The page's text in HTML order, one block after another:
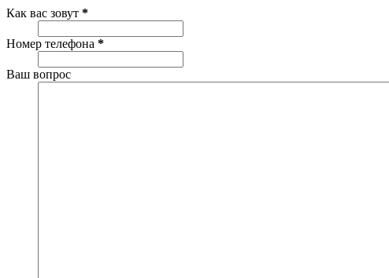
Как вас зовут *
Номер телефона *
Ваш вопрос